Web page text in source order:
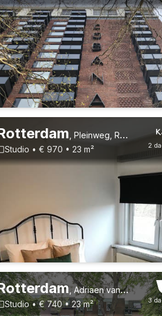
Vast contract
2
,Pleinweg, Rotterdam Zuid
Studio • € 970 • 23 m²
3
,Adriaen van der Doeslaan 119, Hillegersberg Noord
Studio • € 740 • 23 m²